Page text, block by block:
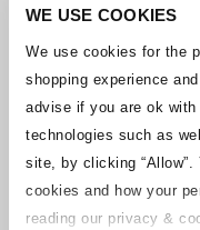
WE USE COOKIES
We use cookies for the
shopping experience
advise if you are ok
technologies such as
site, by clicking “Allow”.
cookies and how your
reading our privacy &
Unternehmens
Sollte sich der
Vorkehrungen
benachrichtigen.
dieser Webseite
sind. Wir werden
Mail-Adresse für den
einem verbundenen